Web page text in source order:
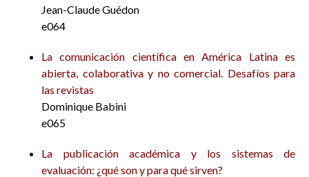
Jean-Claude Guédon
e064
La comunicación científica en América Latina es
abierta, colaborativa y no comercial. Desafíos para
las revistas
Dominique Babini
e065
La publicación académica y los sistemas de
evaluación: ¿qué son y para qué sirven?